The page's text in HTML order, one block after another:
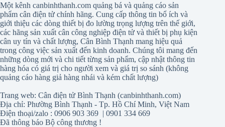
Một kênh canbinhthanh.com quảng bá và quảng cáo sản
phẩm cân điện tử chính hãng. Cung cấp thông tin bổ ích và
giới thiệu các dòng thiết bị đo lường trọng lượng trên thế giới,
các hãng sản xuất cân công nghiệp điện tử và thiết bị phụ kiện
cân uy tín và chất lượng, Cân Bình Thạnh mang hiệu quả
trong công việc sản xuất đến kinh doanh. Chúng tôi mang đến
những dòng mới và chi tiết từng sản phẩm, cập nhật thông tin
hàng hóa có giá trị cho người xem và giá trị so sánh (không
quảng cáo hàng giả hàng nhái và kém chất lượng)
Trang web: Cân điện tử Bình Thạnh (canbinhthanh.com)
Địa chỉ: Phường Bình Thạnh - Tp. Hồ Chí Minh, Việt Nam
Điện thoại/zalo : 0906 903 369 | 0901 334 669
Đã thông báo Bộ công thương !